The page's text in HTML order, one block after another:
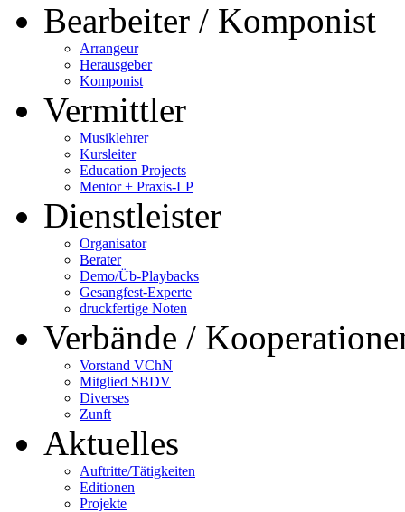
Bearbeiter / Komponist
Arrangeur
Herausgeber
Komponist
Vermittler
Musiklehrer
Kursleiter
Education Projects
Mentor + Praxis-LP
Dienstleister
Organisator
Berater
Demo/Üb-Playbacks
Gesangfest-Experte
druckfertige Noten
Verbände /
Vorstand VChN
Mitglied SBDV
Diverses
Zunft
Aktuelles
Auftritte/Tätigkeiten
Editionen
Projekte